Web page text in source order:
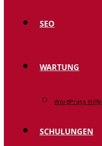
SEO
WARTUNG
WordPress Hilfe
SCHULUNGEN